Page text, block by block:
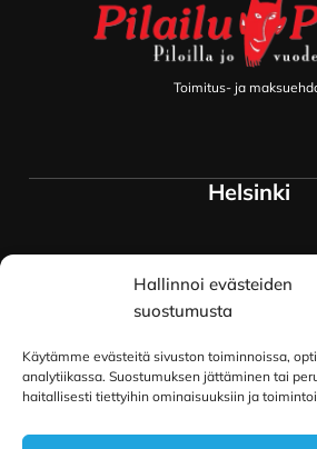
Hallinnoi evästeiden
suostumusta
Käytämme evästeitä sivuston toiminnoissa,
analytiikassa. Suostumuksen jättäminen tai
haitallisesti tiettyihin ominaisuuksiin ja
Toimitus- ja
Helsinki
Myymälä ja
Siltavuorenranta 18
00170 Helsinki
Oulu
Kauppurienkatu 34